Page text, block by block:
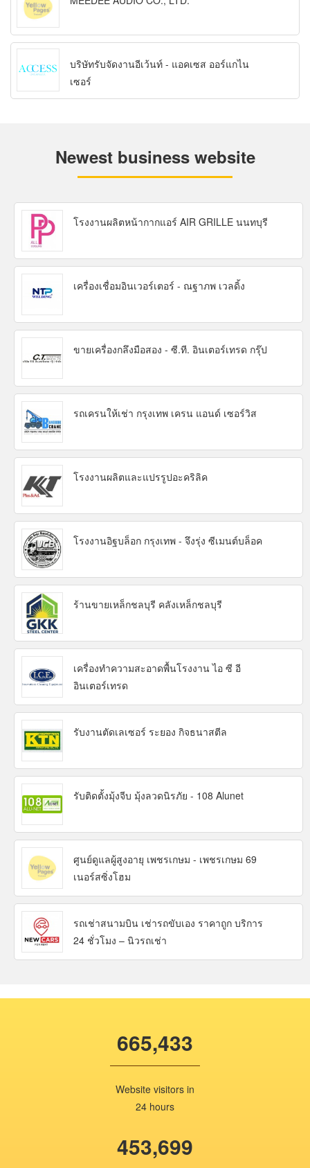
บริษัทรับจัดงานอีเว้นท์ - แอคเซส ออร์แกไน
เซอร์
Newest business website
โรงงานผลิตหน้ากากแอร์ AIR GRILLE นนทบุรี
เครื่องเชื่อมอินเวอร์เตอร์ - ณฐาภพ เวลดิ้ง
ขายเครื่องกลึงมือสอง - ซี.ที. อินเตอร์เทรด กรุ๊ป
รถเครนให้เช่า กรุงเทพ เครน แอนด์ เซอร์วิส
โรงงานผลิตและแปรรูปอะคริลิค
โรงงานอิฐบล็อก กรุงเทพ - จึงรุ่ง ซีเมนต์บล็อค
ร้านขายเหล็กชลบุรี คลังเหล็กชลบุรี
เครื่องทำความสะอาดพื้นโรงงาน ไอ ซี อี
อินเตอร์เทรด
รับงานตัดเลเซอร์ ระยอง กิจธนาสตีล
รับติดตั้งมุ้งจีบ มุ้งลวดนิรภัย - 108 Alunet
ศูนย์ดูแลผู้สูงอายุ เพชรเกษม - เพชรเกษม 69
เนอร์สซิ่งโฮม
รถเช่าสนามบิน เช่ารถขับเอง ราคาถูก บริการ
24 ชั่วโมง – นิวรถเช่า
665,433
Website visitors in
24 hours
453,699